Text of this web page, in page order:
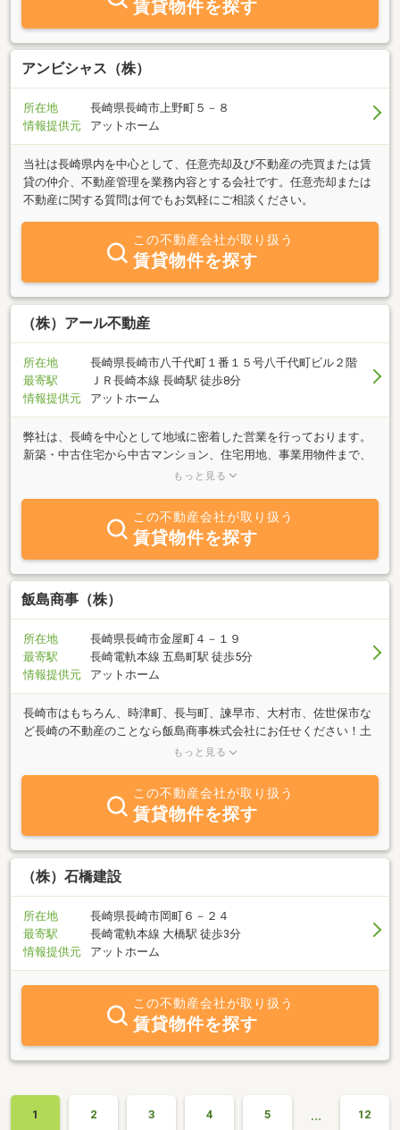
お手伝いさせていただきます。賃貸物件を探す
アンビシャス（株）
所在地
長崎県長崎市上野町５－８
情報提供元
アットホーム
当社は長崎県内を中心として、任意売却及び不動産の売買または賃
貸の仲介、不動産管理を業務内容とする会社です。任意売却または
不動産に関する質問は何でもお気軽にご相談ください。
この不動産会社が取り扱う
賃貸物件を探す
（株）アール不動産
所在地
長崎県長崎市八千代町１番１５号八千代町ビル２階
最寄駅
ＪＲ長崎本線 長崎駅 徒歩8分
情報提供元
アットホーム
弊社は、長崎を中心として地域に密着した営業を行っております。
新築・中古住宅から中古マンション、住宅用地、事業用物件まで、
あらゆるネットワークから最新の不動産情報をお客様にお届けして
ションに住み替えたい」・・・まずは皆様の理想の暮らしをお聞か
せ下さい！私たちアール不動産が親身になって皆様の住まい探しを
お手伝いさせていただきます。
もっと見る
この不動産会社が取り扱う
賃貸物件を探す
飯島商事（株）
所在地
長崎県長崎市金屋町４－１９
最寄駅
長崎電軌本線 五島町駅 徒歩5分
情報提供元
アットホーム
長崎市はもちろん、時津町、長与町、諫早市、大村市、佐世保市な
ど長崎の不動産のことなら飯島商事株式会社にお任せください！土
地、戸建て、マンション、収益物件などの「売りたい」「買いた
行っておりますので、お気軽にご相談ください♪
もっと見る
この不動産会社が取り扱う
賃貸物件を探す
（株）石橋建設
所在地
長崎県長崎市岡町６－２４
最寄駅
長崎電軌本線 大橋駅 徒歩3分
情報提供元
アットホーム
この不動産会社が取り扱う
賃貸物件を探す
1 2 3 4 5 … 12